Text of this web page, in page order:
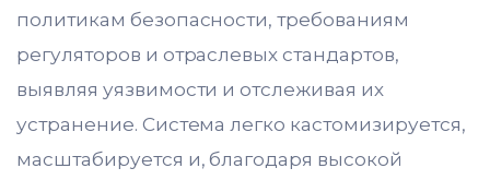
политикам безопасности, требованиям
регуляторов и отраслевых стандартов,
выявляя уязвимости и отслеживая их
устранение. Система легко кастомизируется,
масштабируется и, благодаря высокой